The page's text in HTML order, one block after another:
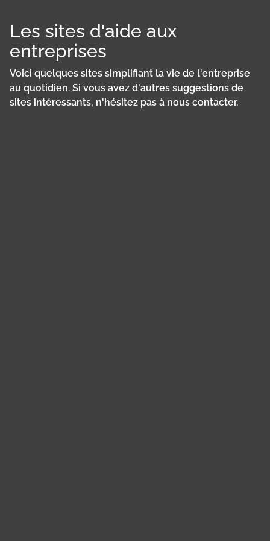
Les sites d'aide aux
entreprises
Voici quelques sites simplifiant la vie de l'entreprise
au quotidien. Si vous avez d'autres suggestions de
sites intéressants, n'hésitez pas à nous contacter.